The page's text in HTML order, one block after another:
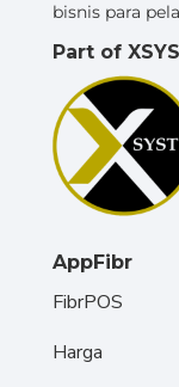
bisnis para
Part of
AppFibr
FibrPOS
Harga